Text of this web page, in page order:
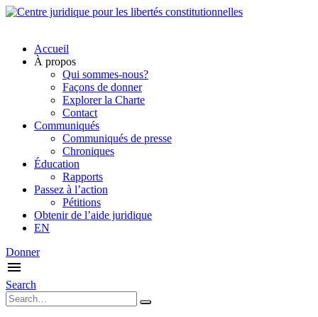
Accueil
À propos
Qui sommes-nous?
Façons de donner
Explorer la Charte
Contact
Communiqués
Communiqués de presse
Chroniques
Éducation
Rapports
Passez à l’action
Pétitions
Obtenir de l’aide juridique
EN
Donner
Search